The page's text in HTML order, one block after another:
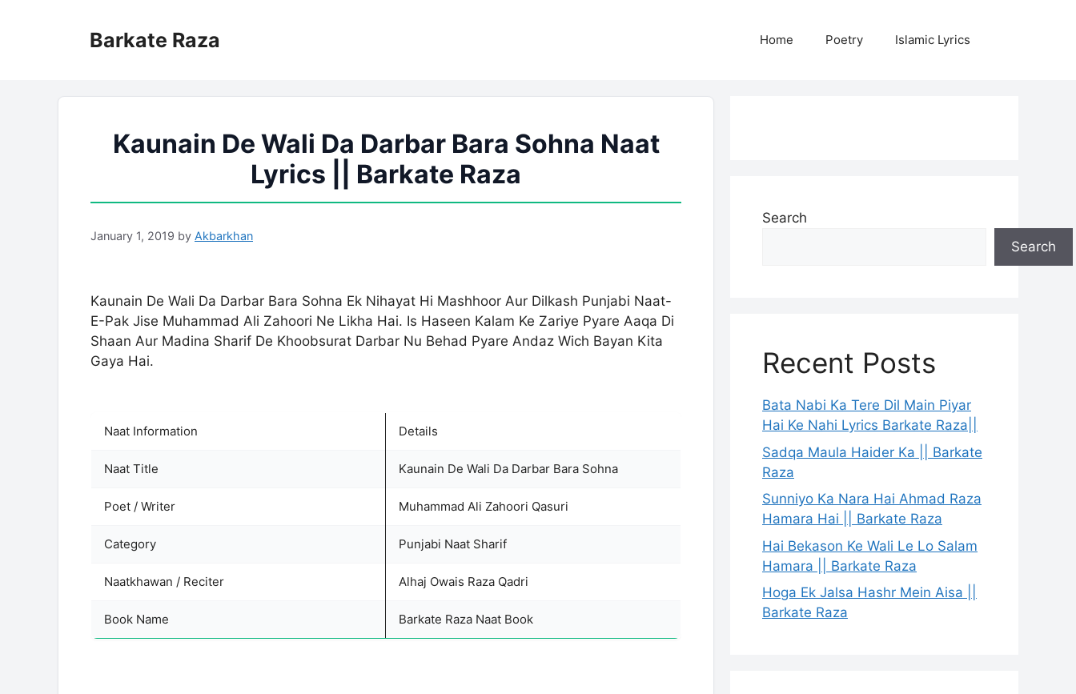
Barkate Raza Home Poetry Islamic Lyrics
Kaunain De Wali Da Darbar Bara Sohna Naat
Lyrics || Barkate Raza
January 1, 2019 by Akbarkhan
Kaunain De Wali Da Darbar Bara Sohna Ek Nihayat Hi Mashhoor Aur Dilkash Punjabi Naat-
E-Pak Jise Muhammad Ali Zahoori Ne Likha Hai. Is Haseen Kalam Ke Zariye Pyare Aaqa Di
Shaan Aur Madina Sharif De Khoobsurat Darbar Nu Behad Pyare Andaz Wich Bayan Kita
Gaya Hai.
Naat Information Details
Naat Title Kaunain De Wali Da Darbar Bara Sohna
Poet / Writer Muhammad Ali Zahoori Qasuri
Category Punjabi Naat Sharif
Naatkhawan / Reciter Alhaj Owais Raza Qadri
Book Name Barkate Raza Naat Book
Search
Search
Recent Posts
Bata Nabi Ka Tere Dil Main Piyar
Hai Ke Nahi Lyrics Barkate Raza||
Sadqa Maula Haider Ka || Barkate
Raza
Sunniyo Ka Nara Hai Ahmad Raza
Hamara Hai || Barkate Raza
Hai Bekason Ke Wali Le Lo Salam
Hamara || Barkate Raza
Hoga Ek Jalsa Hashr Mein Aisa ||
Barkate Raza